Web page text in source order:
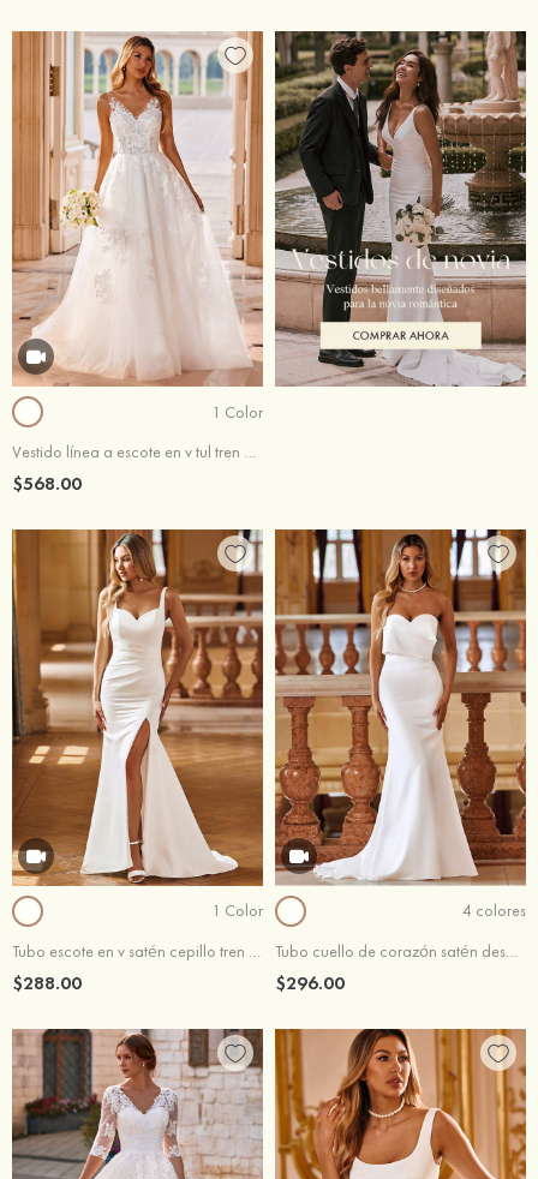
1 Color
Vestido línea a escote en v tul tren de la corte vestido de novia
$568.00
1 Color
$288.00
4 colores
$296.00